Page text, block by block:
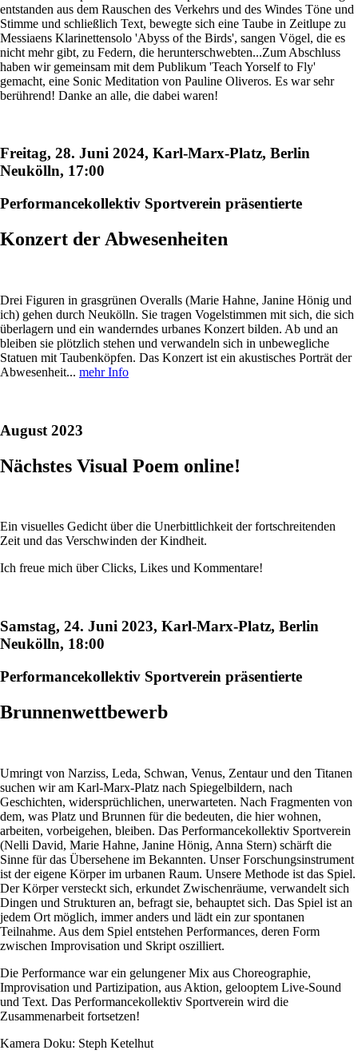
entstanden aus dem Rauschen des Verkehrs und des Windes Töne und
Stimme und schließlich Text, bewegte sich eine Taube in Zeitlupe zu
Messiaens Klarinettensolo 'Abyss of the Birds', sangen Vögel, die es
nicht mehr gibt, zu Federn, die herunterschwebten...Zum Abschluss
haben wir gemeinsam mit dem Publikum 'Teach Yorself to Fly'
gemacht, eine Sonic Meditation von Pauline Oliveros. Es war sehr
berührend! Danke an alle, die dabei waren!
Freitag, 28. Juni 2024, Karl-Marx-Platz, Berlin
Neukölln, 17:00
Performancekollektiv Sportverein präsentierte
Konzert der Abwesenheiten
Drei Figuren in grasgrünen Overalls (Marie Hahne, Janine Hönig und
ich) gehen durch Neukölln. Sie tragen Vogelstimmen mit sich, die sich
überlagern und ein wanderndes urbanes Konzert bilden. Ab und an
bleiben sie plötzlich stehen und verwandeln sich in unbewegliche
Statuen mit Taubenköpfen. Das Konzert ist ein akustisches Porträt der
Abwesenheit... mehr Info
August 2023
Nächstes Visual Poem online!
Ein visuelles Gedicht über die Unerbittlichkeit der fortschreitenden
Zeit und das Verschwinden der Kindheit.
Ich freue mich über Clicks, Likes und Kommentare!
Samstag, 24. Juni 2023, Karl-Marx-Platz, Berlin
Neukölln, 18:00
Performancekollektiv Sportverein präsentierte
Brunnenwettbewerb
Umringt von Narziss, Leda, Schwan, Venus, Zentaur und den Titanen
suchen wir am Karl-Marx-Platz nach Spiegelbildern, nach
Geschichten, widersprüchlichen, unerwarteten. Nach Fragmenten von
dem, was Platz und Brunnen für die bedeuten, die hier wohnen,
arbeiten, vorbeigehen, bleiben. Das Performancekollektiv Sportverein
(Nelli David, Marie Hahne, Janine Hönig, Anna Stern) schärft die
Sinne für das Übersehene im Bekannten. Unser Forschungsinstrument
ist der eigene Körper im urbanen Raum. Unsere Methode ist das Spiel.
Der Körper versteckt sich, erkundet Zwischenräume, verwandelt sich
Dingen und Strukturen an, befragt sie, behauptet sich. Das Spiel ist an
jedem Ort möglich, immer anders und lädt ein zur spontanen
Teilnahme. Aus dem Spiel entstehen Performances, deren Form
zwischen Improvisation und Skript oszilliert.
Die Performance war ein gelungener Mix aus Choreographie,
Improvisation und Partizipation, aus Aktion, gelooptem Live-Sound
und Text. Das Performancekollektiv Sportverein wird die
Zusammenarbeit fortsetzen!
Kamera Doku: Steph Ketelhut